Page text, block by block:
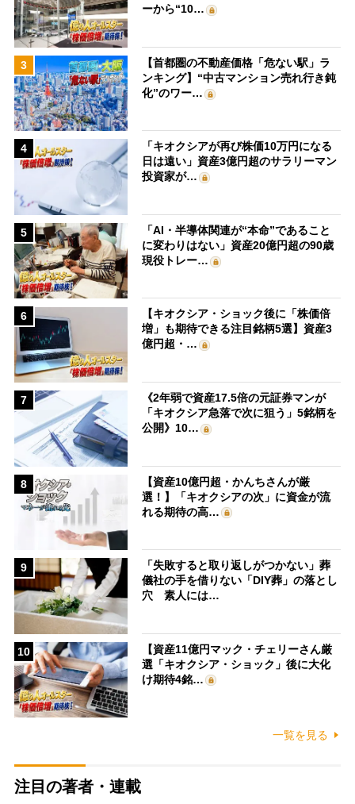
ーから“10…
3
【首都圏の不動産価格「危ない駅」ラ
ンキング】“中古マンション売れ行き鈍
化”のワー…
4
「キオクシアが再び株価10万円になる
日は遠い」資産3億円超のサラリーマン
投資家が…
5
「AI・半導体関連が“本命”であること
に変わりはない」資産20億円超の90歳
現役トレー…
6
【キオクシア・ショック後に「株価倍
増」も期待できる注目銘柄5選】資産3
億円超・…
7
《2年弱で資産17.5倍の元証券マンが
「キオクシア急落で次に狙う」5銘柄を
公開》10…
8
【資産10億円超・かんちさんが厳
選！】「キオクシアの次」に資金が流
れる期待の高…
9
「失敗すると取り返しがつかない」葬
儀社の手を借りない「DIY葬」の落とし
穴 素人には…
10
【資産11億円マック・チェリーさん厳
選「キオクシア・ショック」後に大化
け期待4銘…
一覧を見る
注目の著者・連載